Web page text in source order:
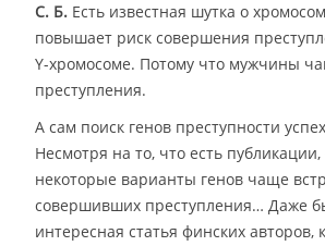
С. Б. Есть известная шутка о
повышает риск совершения
Y-хромосоме. Потому что мужчины
преступления.
А сам поиск генов преступности
Несмотря на то, что есть
некоторые варианты генов чаще
совершивших преступления… Даже
интересная статья финских